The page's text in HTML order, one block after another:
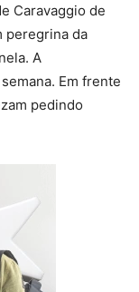
Caravaggio de
peregrina da
A
Em frente
pedindo